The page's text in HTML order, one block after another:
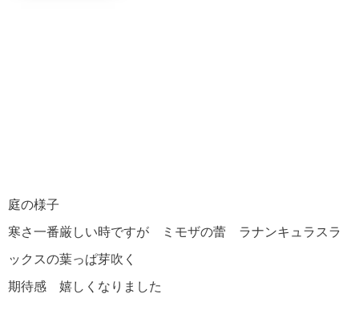
庭の様子
寒さ一番厳しい時ですが ミモザの蕾 ラナンキュラスラ
ックスの葉っぱ芽吹く
期待感 嬉しくなりました